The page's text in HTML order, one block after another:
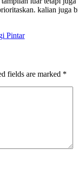
kalian juga
Pintar
fields are marked *